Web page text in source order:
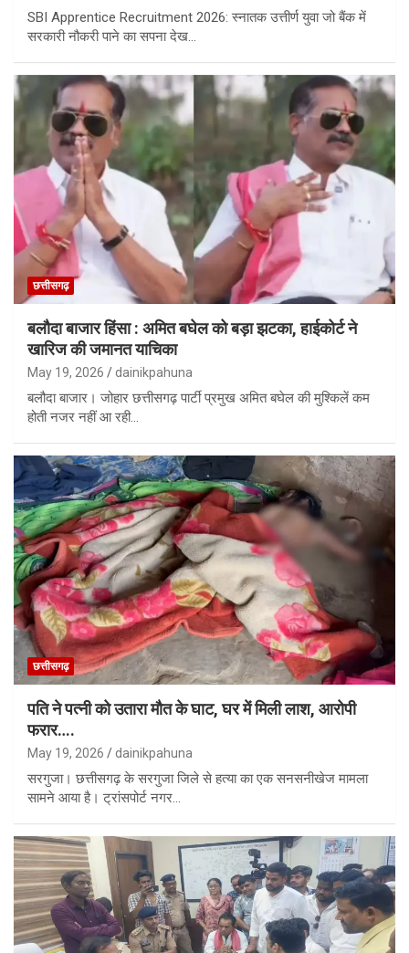
SBI Apprentice Recruitment 2026: स्नातक उत्तीर्ण युवा जो बैंक में
सरकारी नौकरी पाने का सपना देख…
छत्तीसगढ़
बलौदा बाजार हिंसा : अमित बघेल को बड़ा झटका, हाईकोर्ट ने
खारिज की जमानत याचिका
May 19, 2026 dainikpahuna
बलौदा बाजार। जोहार छत्तीसगढ़ पार्टी प्रमुख अमित बघेल की मुश्किलें कम
होती नजर नहीं आ रही…
छत्तीसगढ़
पति ने पत्नी को उतारा मौत के घाट, घर में मिली लाश, आरोपी
फरार….
May 19, 2026 dainikpahuna
सरगुजा। छत्तीसगढ़ के सरगुजा जिले से हत्या का एक सनसनीखेज मामला
सामने आया है। ट्रांसपोर्ट नगर…